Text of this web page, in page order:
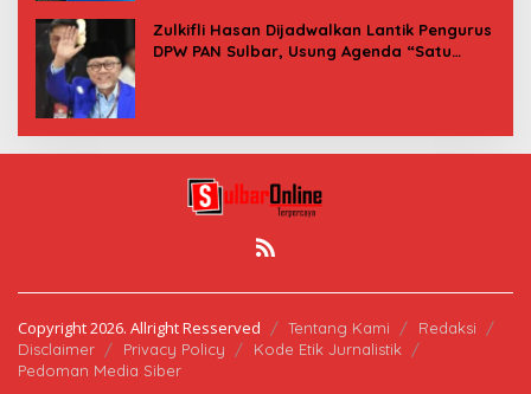
Zulkifli Hasan Dijadwalkan Lantik Pengurus
DPW PAN Sulbar, Usung Agenda “Satu
Copyright 2026. Allright Resserved Tentang Kami
Redaksi
Disclaimer
Privacy Policy
Kode Etik Jurnalistik
Pedoman Media Siber